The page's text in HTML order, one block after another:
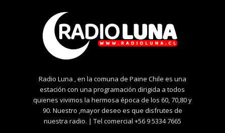
Radio Luna , en la comuna de Paine Chile es una
estación con una programación dirigida a todos
quienes vivimos la hermosa época de los 60, 70,80 y
90. Nuestro ,mayor deseo es que disfrutes de
nuestra radio. | Tel comercial +56 9 5334 7665